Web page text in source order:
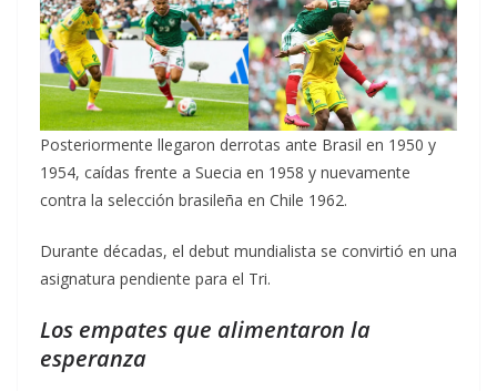
Posteriormente llegaron derrotas ante Brasil en 1950 y
1954, caídas frente a Suecia en 1958 y nuevamente
contra la selección brasileña en Chile 1962.
Durante décadas, el debut mundialista se convirtió en una
asignatura pendiente para el Tri.
Los empates que alimentaron la
esperanza